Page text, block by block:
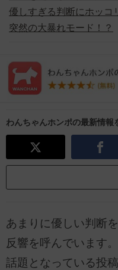
優しすぎる判断にホッコ
突然の大暴れモード！？
わんちゃんホンポの最新情報
あまりに優しい判断
反響を呼んでいます。
話題となっている投